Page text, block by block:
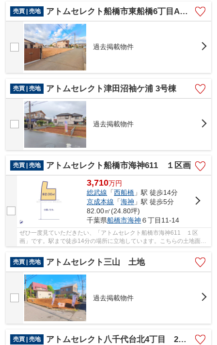
売買 | 売地 アトムセレクト船橋市東船橋6丁目A区画
過去掲載物件
売買 | 売地 アトムセレクト津田沼袖ケ浦 3号棟
過去掲載物件
売買 | 売地 アトムセレクト船橋市海神611 １区画
3,710万円
総武線 「西船橋 」駅 徒歩14分
京成本線 「海神 」駅 徒歩5分
82.00㎡(24.80坪)
千葉県船橋市海神 ６丁目11-14
ぜひ一度見ていただきたい、「アトムセレクト船橋市海神611 １区
画」です。駅まで徒歩14分の場所に立地しています。こちらの土地面積
売買 | 売地
アトムセレクト三山 土地
過去掲載物件
売買 | 売地 アトムセレクト八千代台北4丁目 2区画